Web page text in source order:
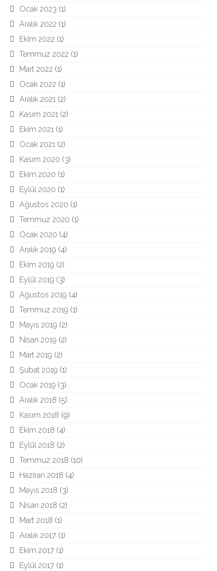
Ocak 2023 (1)
Aralık 2022 (1)
Ekim 2022 (1)
Temmuz 2022 (1)
Mart 2022 (1)
Ocak 2022 (1)
Aralık 2021 (2)
Kasım 2021 (2)
Ekim 2021 (1)
Ocak 2021 (2)
Kasım 2020 (3)
Ekim 2020 (1)
Eylül 2020 (1)
Ağustos 2020 (1)
Temmuz 2020 (1)
Ocak 2020 (4)
Aralık 2019 (4)
Ekim 2019 (2)
Eylül 2019 (3)
Ağustos 2019 (4)
Temmuz 2019 (1)
Mayıs 2019 (2)
Nisan 2019 (2)
Mart 2019 (2)
Şubat 2019 (1)
Ocak 2019 (3)
Aralık 2018 (5)
Kasım 2018 (9)
Ekim 2018 (4)
Eylül 2018 (2)
Temmuz 2018 (10)
Haziran 2018 (4)
Mayıs 2018 (3)
Nisan 2018 (2)
Mart 2018 (1)
Aralık 2017 (1)
Ekim 2017 (1)
Eylül 2017 (1)